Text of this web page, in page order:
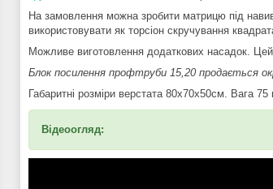
На замовлення можна зробити матрицю під
використовувати як торсіон скручування
Можливе виготовлення додаткових насадок.
Блок посилення профтруби 15,20 продається
Габаритні розміри верстата 80х70х50см. Вага 75
Відеоогляд: